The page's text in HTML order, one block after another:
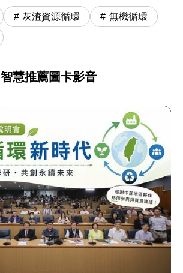
灰渣資源循環 無機循環
智慧推薦圖卡影音